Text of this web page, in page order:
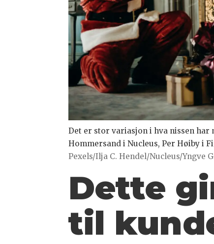
Det er stor variasjon i hva nissen har
Hommersand i Nucleus, Per Høiby i
Pexels/Ilja C. Hendel/Nucleus/Yngve
Dette
til